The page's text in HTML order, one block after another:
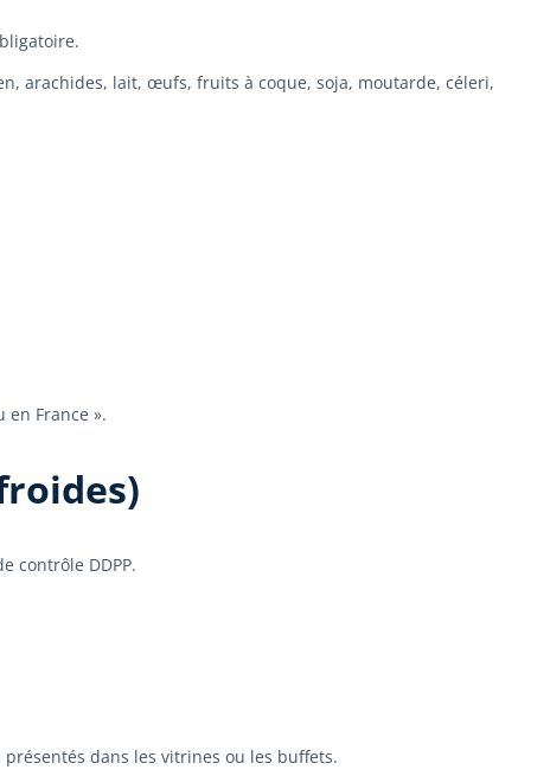
arachides, lait, œufs, fruits à coque, soja, moutarde, céleri,
en France ».
contrôle DDPP.
dans les vitrines ou les buffets.